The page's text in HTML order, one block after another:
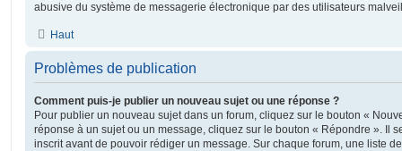
abusive du système de messagerie électronique par des utilisateurs
Haut
Problèmes de publication
Comment puis-je publier un nouveau sujet ou une réponse ?
Pour publier un nouveau sujet dans un forum, cliquez sur le bouton «
réponse à un sujet ou un message, cliquez sur le bouton « Répondre ». Il
inscrit avant de pouvoir rédiger un message. Sur chaque forum, une liste